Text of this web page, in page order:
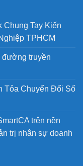
Chung Tay Kiến
TPHCM
đường truyền
Tỏa Chuyển Đổi Số
trên nền
trị nhân sự doanh